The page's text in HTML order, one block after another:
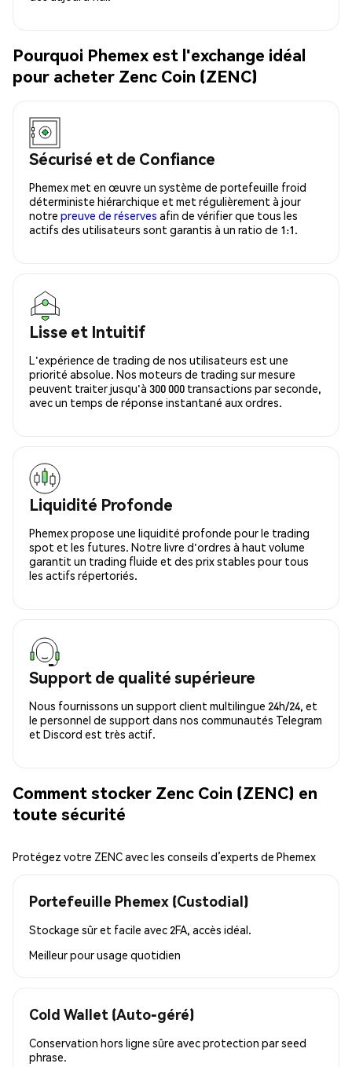
Pourquoi Phemex est l'exchange idéal
pour acheter Zenc Coin (ZENC)
Sécurisé et de Confiance
Phemex met en œuvre un système de portefeuille froid
déterministe hiérarchique et met régulièrement à jour
notre preuve de réserves afin de vérifier que tous les
actifs des utilisateurs sont garantis à un ratio de 1:1.
Lisse et Intuitif
L'expérience de trading de nos utilisateurs est une
priorité absolue. Nos moteurs de trading sur mesure
peuvent traiter jusqu'à 300 000 transactions par seconde,
avec un temps de réponse instantané aux ordres.
Liquidité Profonde
Phemex propose une liquidité profonde pour le trading
spot et les futures. Notre livre d'ordres à haut volume
garantit un trading fluide et des prix stables pour tous
les actifs répertoriés.
Support de qualité supérieure
Nous fournissons un support client multilingue 24h/24, et
le personnel de support dans nos communautés Telegram
et Discord est très actif.
Comment stocker Zenc Coin (ZENC) en
toute sécurité
Protégez votre ZENC avec les conseils d’experts de Phemex
Portefeuille Phemex (Custodial)
Stockage sûr et facile avec 2FA, accès idéal.
Meilleur pourusage quotidien
Cold Wallet (Auto-géré)
Conservation hors ligne sûre avec protection par seed
phrase.